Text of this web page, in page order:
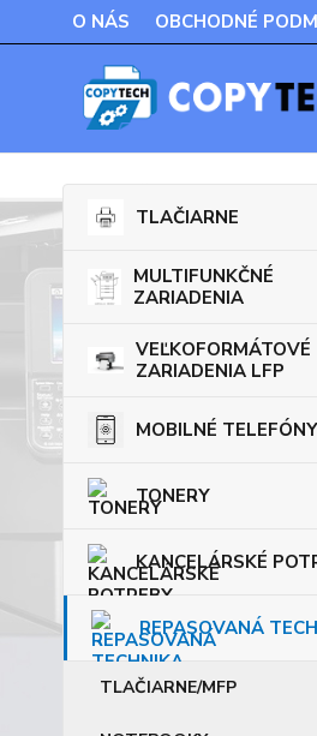
O NÁS OBCHODNÉ
TLAČIARNE
MULTIFUNKČNÉ
ZARIADENIA
VEĽKOFORMÁTOVÉ
ZARIADENIA LFP
MOBILNÉ TELEFÓNY
TONERY
KANCELÁRSKÉ
REPASOVANÁ
TLAČIARNE/MFP